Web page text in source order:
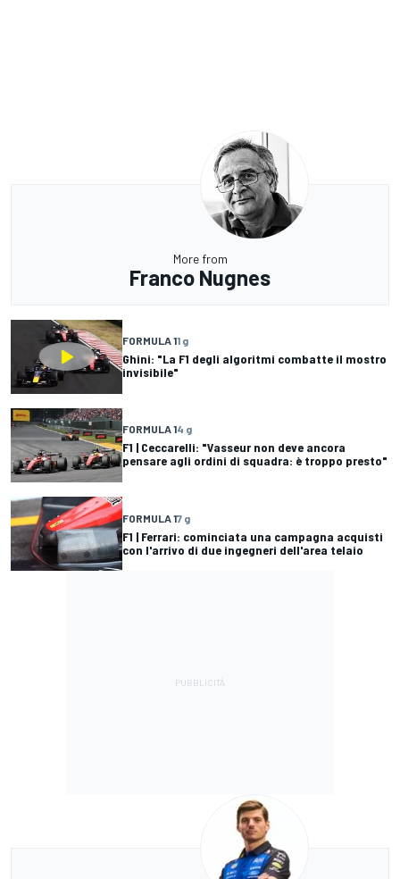
More from
Franco Nugnes
FORMULA 11 g
Ghini: "La F1 degli algoritmi combatte il mostro
invisibile"
FORMULA 14 g
F1 | Ceccarelli: "Vasseur non deve ancora
pensare agli ordini di squadra: è troppo presto"
FORMULA 17 g
F1 | Ferrari: cominciata una campagna acquisti
con l'arrivo di due ingegneri dell'area telaio